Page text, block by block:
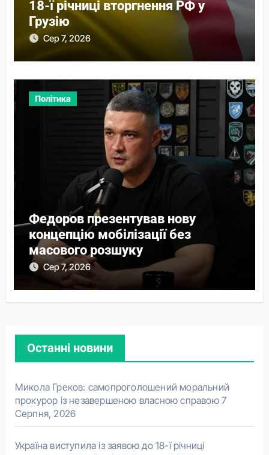
18-ї річниці вторгнення РФ у
Грузію
Сер 7, 2026
Політика
Федоров презентував нову
концепцію мобілізації без
масового розшуку
Сер 7, 2026
Останні новини
Микола Греков: самопроголошений моральний
прокурор із незавершеною власною справою 7
Серпня, 2026
Україна виступила із заявою до 18-ї річниці